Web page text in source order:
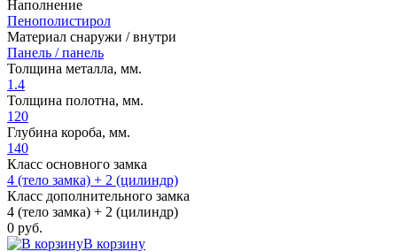
Наполнение
Пенополистирол
Материал снаружи / внутри
Панель / панель
Толщина металла, мм.
1.4
Толщина полотна, мм.
120
Глубина короба, мм.
140
Класс основного замка
4 (тело замка) + 2 (цилиндр)
Класс дополнительного замка
4 (тело замка) + 2 (цилиндр)
0 руб.
В корзину